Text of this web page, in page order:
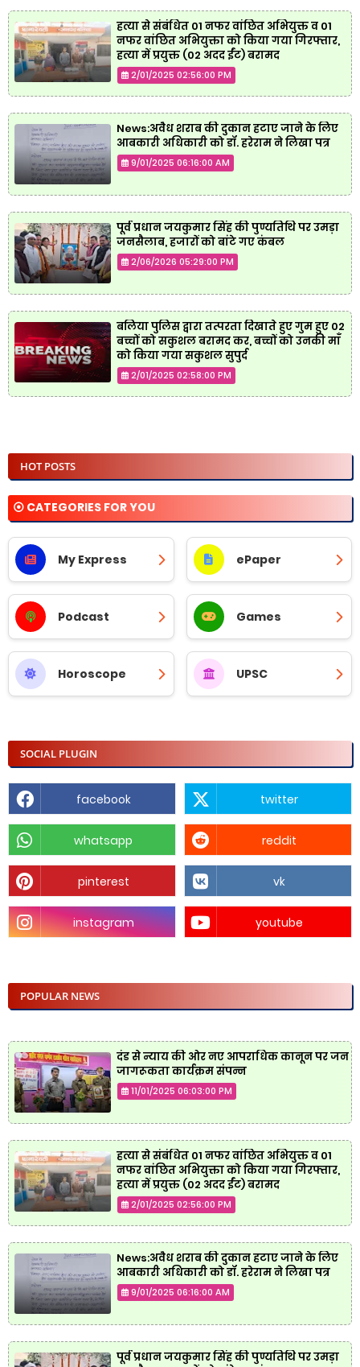
हत्या से संबंधित 01 नफर वांछित अभियुक्त व 01
नफर वांछित अभियुक्ता को किया गया गिरफ्तार,
हत्या में प्रयुक्त (02 अदद ईंट) बरामद
2/01/2025 02:56:00 PM
News:अवैध शराब की दुकान हटाए जाने के लिए
आबकारी अधिकारी को डॉ. हरेराम ने लिखा पत्र
9/01/2025 06:16:00 AM
पूर्व प्रधान जयकुमार सिंह की पुण्यतिथि पर उमड़ा
जनसैलाब, हजारों को बांटे गए कंबल
2/06/2026 05:29:00 PM
बलिया पुलिस द्वारा तत्परता दिखाते हुए गुम हुए 02
बच्चों को सकुशल बरामद कर, बच्चों को उनकी माँ
को किया गया सकुशल सुपुर्द
2/01/2025 02:58:00 PM
HOT POSTS
⦿ CATEGORIES FOR YOU
My Express ePaper
Podcast Games
Horoscope UPSC
SOCIAL PLUGIN
facebook twitter
whatsapp reddit
pinterest vk
instagram youtube
POPULAR NEWS
दंड से न्याय की ओर नए आपराधिक कानून पर जन
जागरूकता कार्यक्रम संपन्न
11/01/2025 06:03:00 PM
हत्या से संबंधित 01 नफर वांछित अभियुक्त व 01
नफर वांछित अभियुक्ता को किया गया गिरफ्तार,
हत्या में प्रयुक्त (02 अदद ईंट) बरामद
2/01/2025 02:56:00 PM
News:अवैध शराब की दुकान हटाए जाने के लिए
आबकारी अधिकारी को डॉ. हरेराम ने लिखा पत्र
9/01/2025 06:16:00 AM
पूर्व प्रधान जयकुमार सिंह की पुण्यतिथि पर उमड़ा